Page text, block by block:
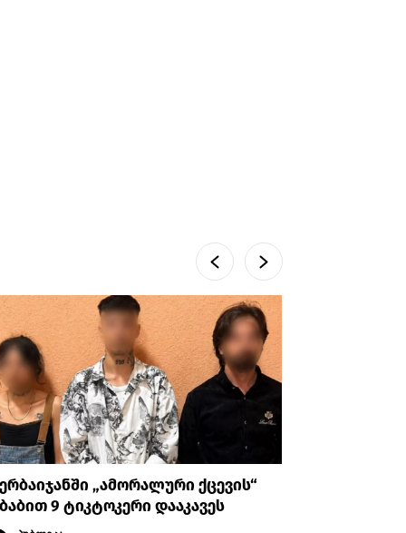
„ამორალური ქცევის“
9 ტიკტოკერი დააკავეს